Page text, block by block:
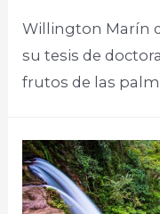
Willington Marín
su tesis de
frutos de las